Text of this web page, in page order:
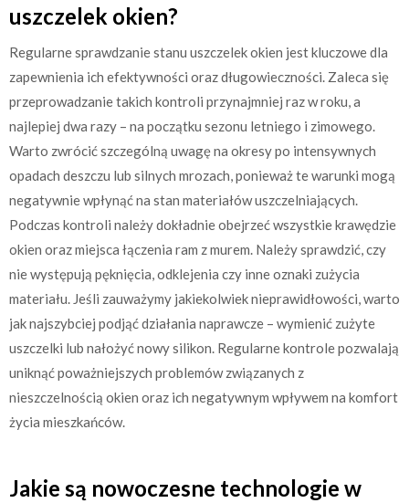
uszczelek okien?
Regularne sprawdzanie stanu uszczelek okien jest kluczowe dla
zapewnienia ich efektywności oraz długowieczności. Zaleca się
przeprowadzanie takich kontroli przynajmniej raz w roku, a
najlepiej dwa razy – na początku sezonu letniego i zimowego.
Warto zwrócić szczególną uwagę na okresy po intensywnych
opadach deszczu lub silnych mrozach, ponieważ te warunki mogą
negatywnie wpłynąć na stan materiałów uszczelniających.
Podczas kontroli należy dokładnie obejrzeć wszystkie krawędzie
okien oraz miejsca łączenia ram z murem. Należy sprawdzić, czy
nie występują pęknięcia, odklejenia czy inne oznaki zużycia
materiału. Jeśli zauważymy jakiekolwiek nieprawidłowości, warto
jak najszybciej podjąć działania naprawcze – wymienić zużyte
uszczelki lub nałożyć nowy silikon. Regularne kontrole pozwalają
uniknąć poważniejszych problemów związanych z
nieszczelnością okien oraz ich negatywnym wpływem na komfort
życia mieszkańców.
Jakie są nowoczesne technologie w